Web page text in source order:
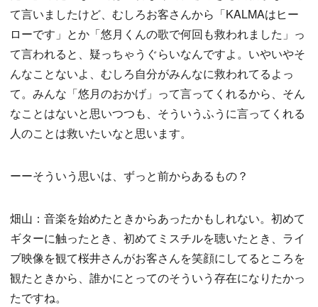
て言いましたけど、むしろお客さんから「KALMAはヒー
ローです」とか「悠月くんの歌で何回も救われました」っ
て言われると、疑っちゃうぐらいなんですよ。いやいやそ
んなことないよ、むしろ自分がみんなに救われてるよっ
て。みんな「悠月のおかげ」って言ってくれるから、そん
なことはないと思いつつも、そういうふうに言ってくれる
人のことは救いたいなと思います。
ーーそういう思いは、ずっと前からあるもの？
畑山：音楽を始めたときからあったかもしれない。初めて
ギターに触ったとき、初めてミスチルを聴いたとき、ライ
ブ映像を観て桜井さんがお客さんを笑顔にしてるところを
観たときから、誰かにとってのそういう存在になりたかっ
たですね。